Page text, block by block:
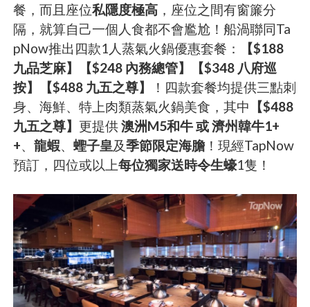
餐，而且座位私隱度極高 ，座位之間有窗簾分
隔，就算自己一個人食都不會尷尬！船渦聯同Ta
pNow推出四款1人蒸氣火鍋優惠套餐：
【$188
九品芝麻】【$248 內務總管】【$348 八府巡
按】【$488 九五之尊】
！四款套餐均提供三點刺
身、海鮮、特上肉類蒸氣火鍋美食，其中 【$488
九五之尊】 更提供澳洲M5和牛 或 濟州韓牛1+
+、龍蝦、蟶子皇及季節限定海膽 ！現經TapNow
預訂，四位或以上每位獨家送時令生蠔1隻！